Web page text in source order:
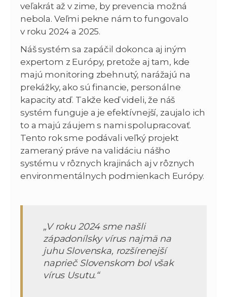
veľakrát až v zime, by prevencia možná
nebola. Veľmi pekne nám to fungovalo
v roku 2024 a 2025.
Náš systém sa zapáčil dokonca aj iným
expertom z Európy, pretože aj tam, kde
majú monitoring zbehnutý, narážajú na
prekážky, ako sú financie, personálne
kapacity atď. Takže keď videli, že náš
systém funguje a je efektívnejší, zaujalo ich
to a majú záujem s nami spolupracovať.
Tento rok sme podávali veľký projekt
zameraný práve na validáciu nášho
systému v rôznych krajinách aj v rôznych
environmentálnych podmienkach Európy.
„V roku 2024 sme našli
západonílsky vírus najmä na
juhu Slovenska, rozšírenejší
naprieč Slovenskom bol však
vírus Usutu.“